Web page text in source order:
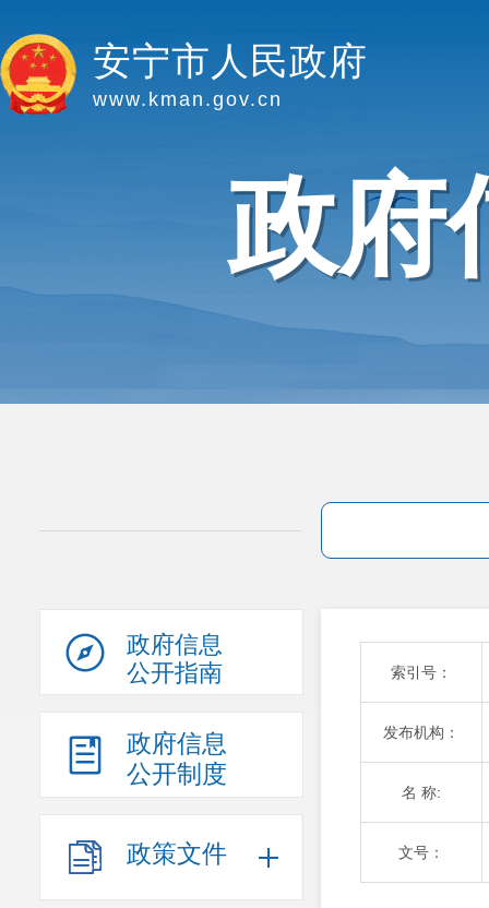
安宁市人民政府
www.kman.gov.cn
政府
政府信息
公开指南
政府信息
公开制度
政策文件
索引号：
发布机构：
名 称:
文号：